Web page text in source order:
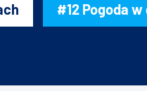
#12 Pogoda